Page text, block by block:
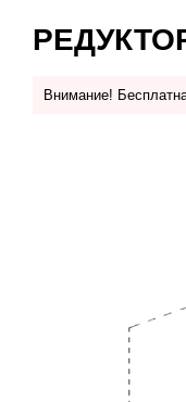
Внимание!